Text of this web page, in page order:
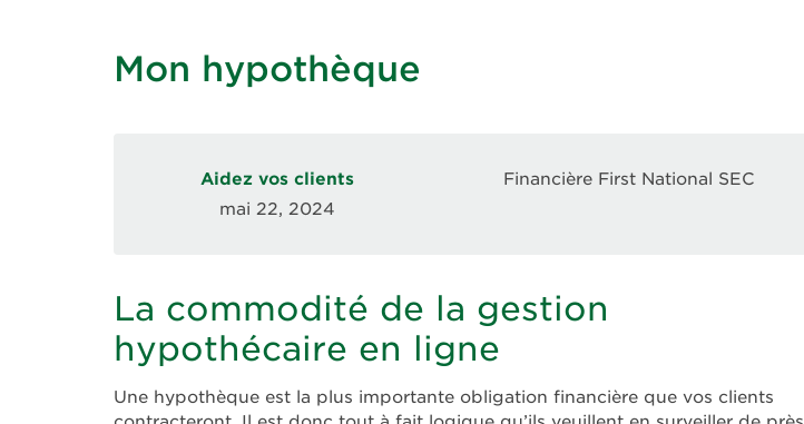
Mon hypothèque
Aidez vos clients
mai 22, 2024
Financière First National SEC
La commodité de la gestion
hypothécaire en ligne
Une hypothèque est la plus importante obligation financière que vos clients